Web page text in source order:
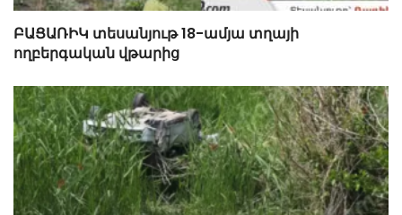
ԲԱՑԱՌԻԿ տեսանյութ 18-ամյա տղայի
ողբերգական վթարից